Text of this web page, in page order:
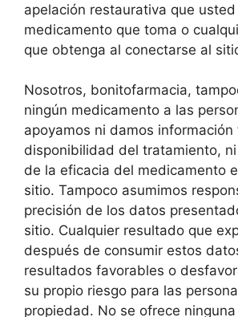
apelación restaurativa que
medicamento que toma o
que obtenga al conectarse al
Nosotros, bonitofarmacia,
ningún medicamento a las
apoyamos ni damos
disponibilidad del tratamiento,
de la eficacia del medicamento
sitio. Tampoco asumimos
precisión de los datos
sitio. Cualquier resultado que
después de consumir estos
resultados favorables o
su propio riesgo para las
propiedad. No se ofrece